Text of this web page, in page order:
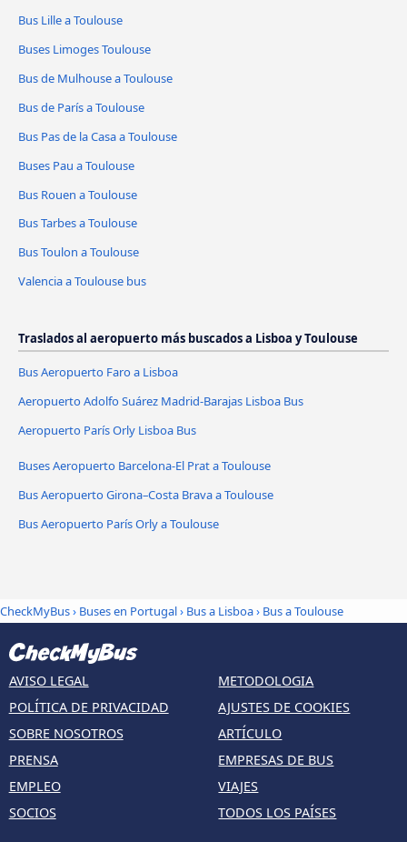
Bus Lille a Toulouse
Buses Limoges Toulouse
Bus de Mulhouse a Toulouse
Bus de París a Toulouse
Bus Pas de la Casa a Toulouse
Buses Pau a Toulouse
Bus Rouen a Toulouse
Bus Tarbes a Toulouse
Bus Toulon a Toulouse
Valencia a Toulouse bus
Traslados al aeropuerto más buscados a Lisboa y Toulouse
Bus Aeropuerto Faro a Lisboa
Aeropuerto Adolfo Suárez Madrid-Barajas Lisboa Bus
Aeropuerto París Orly Lisboa Bus
Buses Aeropuerto Barcelona-El Prat a Toulouse
Bus Aeropuerto Girona–Costa Brava a Toulouse
Bus Aeropuerto París Orly a Toulouse
CheckMyBus› Buses en Portugal› Bus a Lisboa› Bus a Toulouse
AVISO LEGAL
POLÍTICA DE PRIVACIDAD
SOBRE NOSOTROS
PRENSA
EMPLEO
SOCIOS
METODOLOGIA
AJUSTES DE COOKIES
ARTÍCULO
EMPRESAS DE BUS
VIAJES
TODOS LOS PAÍSES